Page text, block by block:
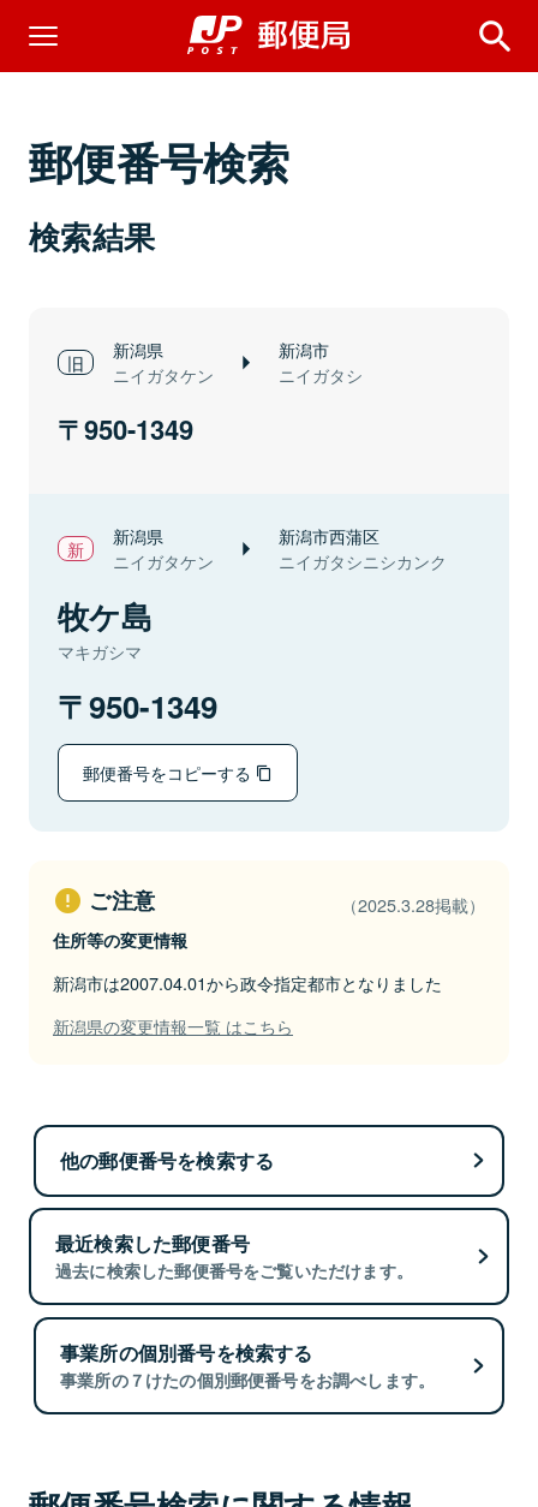
郵便番号検索
検索結果
新潟県
ニイガタケン
新潟市
ニイガタシ
950-1349
新潟県
ニイガタケン
新潟市西蒲区
ニイガタシニシカンク
牧ケ島
マキガシマ
950-1349
郵便番号をコピーする
ご注意 （2025.3.28掲載）
住所等の変更情報
新潟市は2007.04.01から政令指定都市となりました
新潟県の変更情報一覧 はこちら
他の郵便番号を検索する
最近検索した郵便番号
過去に検索した郵便番号をご覧いただけます。
事業所の個別番号を検索する
事業所の７けたの個別郵便番号をお調べします。